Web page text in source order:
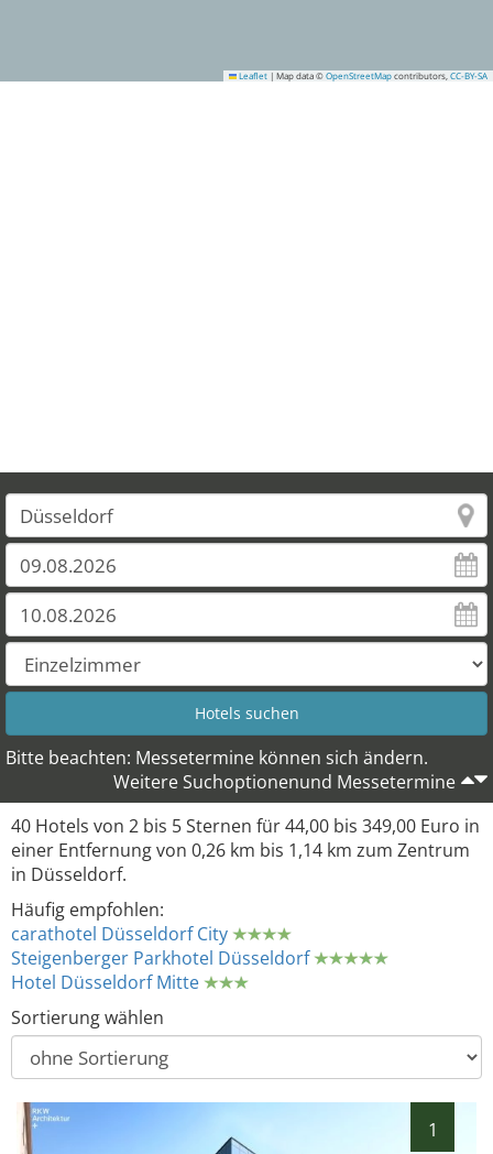
Leaflet | Map data © OpenStreetMap contributors, CC-BY-SA
Bitte beachten: Messetermine können sich ändern.
Weitere Suchoptionenund Messetermine
40 Hotels von 2 bis 5 Sternen für 44,00 bis 349,00 Euro in
einer Entfernung von 0,26 km bis 1,14 km zum Zentrum
in Düsseldorf.
Häufig empfohlen:
carathotel Düsseldorf City
Steigenberger Parkhotel Düsseldorf
Hotel Düsseldorf Mitte
Sortierung wählen
1